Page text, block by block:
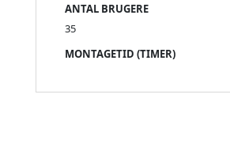
ANTAL BRUGERE
35
MONTAGETID (TIMER)